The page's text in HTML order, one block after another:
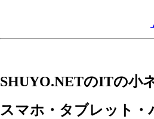
SHUYO.NETのITの小
スマホ・タブレット・